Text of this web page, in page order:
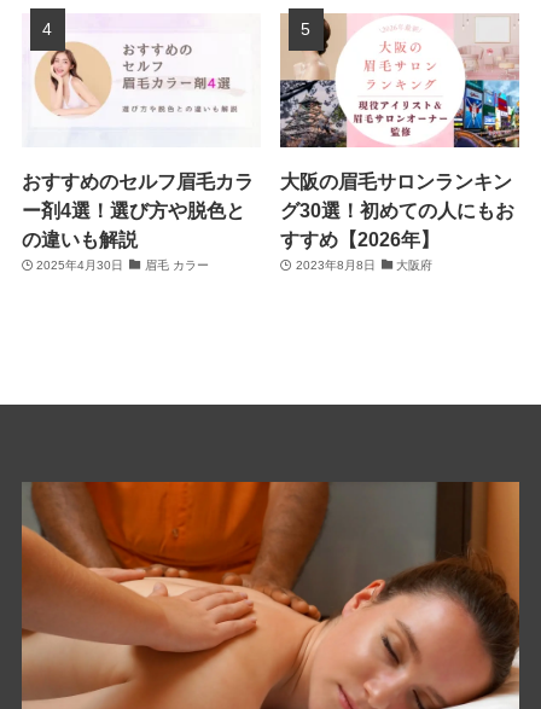
おすすめのセルフ眉毛カラ
ー剤4選！選び方や脱色と
の違いも解説
2025年4月30日 眉毛 カラー
大阪の眉毛サロンランキン
グ30選！初めての人にもお
すすめ【2026年】
2023年8月8日 大阪府